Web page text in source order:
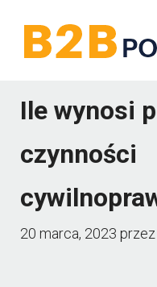
Ile wynosi
czynności
20 marca, 2023 przez